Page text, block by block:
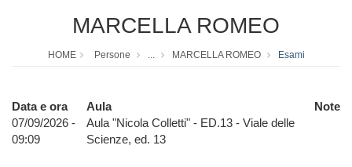
MARCELLA ROMEO
HOME Persone ... MARCELLA ROMEO Esami
Data e ora Aula
Note
07/09/2026 -
09:09
Aula "Nicola Colletti" - ED.13 - Viale delle
Scienze, ed. 13